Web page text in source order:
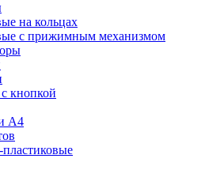
на кольцах
с прижимным механизмом
кнопкой
А4